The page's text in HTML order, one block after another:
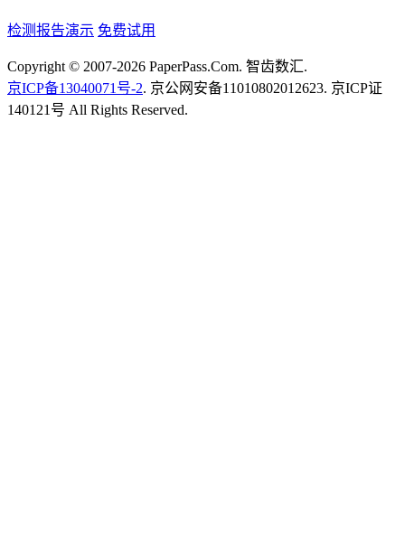
检测报告演示 免费试用
Copyright © 2007-2026 PaperPass.Com. 智齿数汇.
京ICP备13040071号-2. 京公网安备11010802012623. 京ICP证
140121号 All Rights Reserved.